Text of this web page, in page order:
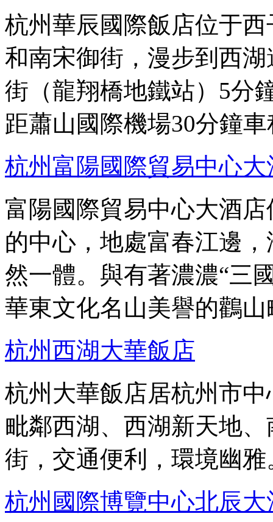
杭州華辰國際飯店位于
和南宋御街，漫步到西
街（龍翔橋地鐵站）5分
距蕭山國際機場30分鐘
杭州富陽國際貿易中心大
富陽國際貿易中心大酒
的中心，地處富春江邊
然一體。與有著濃濃“三
華東文化名山美譽的鸛
杭州西湖大華飯店
杭州大華飯店居杭州市
毗鄰西湖、西湖新天地
街，交通便利，環境幽雅
杭州國際博覽中心北辰大